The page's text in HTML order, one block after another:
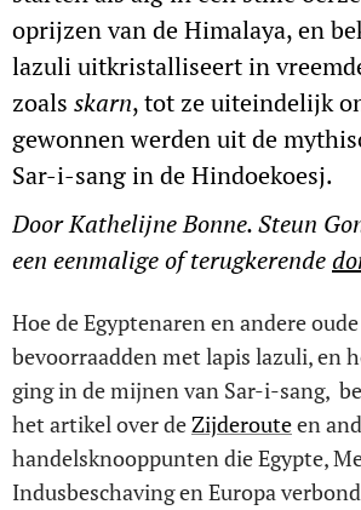
oprijzen van de Himalaya, en
lazuli uitkristalliseert in
zoals skarn, tot ze uiteindelijk
gewonnen werden uit de
Sar-i-sang in de Hindoekoesj.
Door Kathelijne Bonne. Steun
een eenmalige of terugkerende
Hoe de Egyptenaren en andere
bevoorraadden met lapis lazuli, en
ging in de mijnen van Sar-i-sang,
het artikel over deZijderouteen
handelsknooppunten die Egypte,
Indusbeschaving en Europa